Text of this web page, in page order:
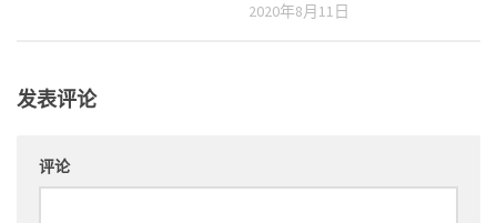
2020年8月11日
发表评论
评论